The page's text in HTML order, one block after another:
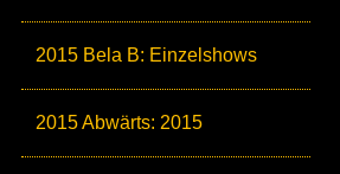
2015 Bela B: Einzelshows
2015 Abwärts: 2015